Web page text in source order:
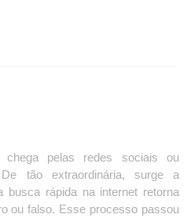
chega pelas redes sociais ou
tão extraordinária, surge a
busca rápida na internet retorna
ou falso. Esse processo passou